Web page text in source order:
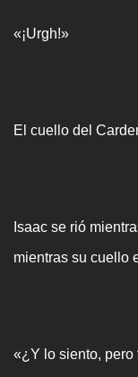
«¡Urgh!»
El cuello del
Isaac se rió
mientras su cuello
«¿Y lo siento,